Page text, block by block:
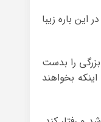
این باره زیبا
را بدست
بخواهند